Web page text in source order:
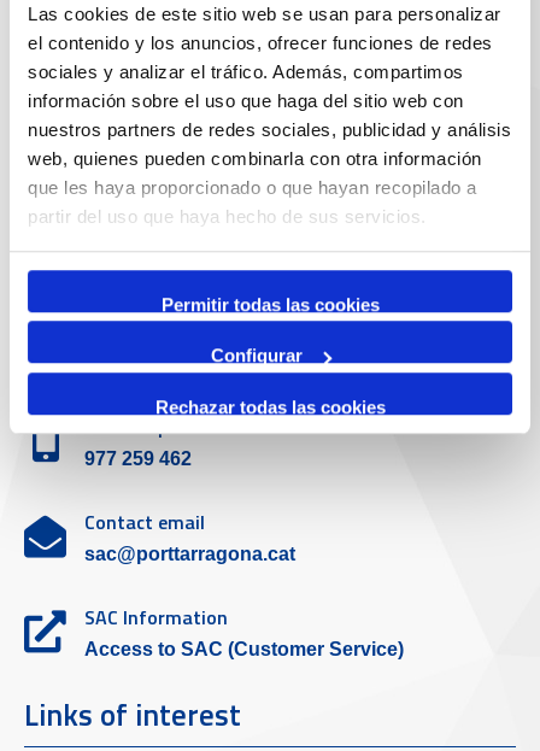
Las cookies de este sitio web se usan para personalizar
el contenido y los anuncios, ofrecer funciones de redes
sociales y analizar el tráfico. Además, compartimos
información sobre el uso que haga del sitio web con
nuestros partners de redes sociales, publicidad y análisis
web, quienes pueden combinarla con otra información
que les haya proporcionado o que hayan recopilado a
partir del uso que haya hecho de sus servicios.
Permitir todas las cookies
Configurar
Rechazar todas las cookies
Adreça
Passeig de l'Escullera s/n, 43004 Tarragona
Contact number
977 259 400
Emergency
Customer service
Contact phone
977 259 462
Contact email
sac@porttarragona.cat
SAC Information
Access to SAC (Customer Service)
Links of interest